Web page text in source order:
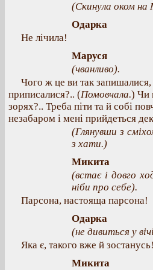
(Скинула оком
Одарка
Не лічила!
Маруся
(чванливо).
Чого ж це ви так
приписалися?.. (Помовчала.) Чи
зорях?.. Треба піти та й собі
незабаром і мені прийдеться
(Глянувши з
з хати.)
Микита
(встає і довго
ніби про себе).
Парсона, настояща парсона!
Одарка
(не дивиться у
Яка є, такого вже й
Микита